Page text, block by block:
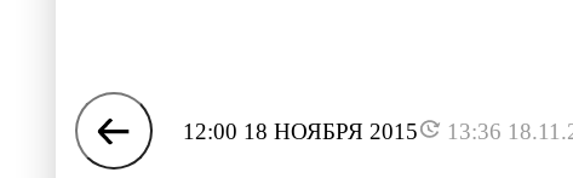
12:00 18 НОЯБРЯ 2015 13:36